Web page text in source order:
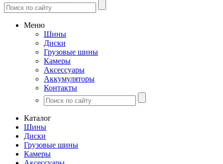
Меню
Шины
Диски
Грузовые шины
Камеры
Аксессуары
Аккумуляторы
Контакты
Каталог
Шины
Диски
Грузовые шины
Камеры